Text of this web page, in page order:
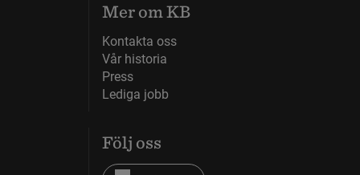
Mer om KB
Kontakta oss
Vår historia
Press
Lediga jobb
Följ oss